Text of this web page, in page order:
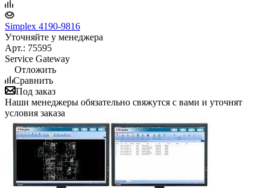
Simplex 4190-9816
Уточняйте у менеджера
Арт.: 75595
Service Gateway
Отложить
Сравнить
Под заказ
Наши менеджеры обязательно свяжутся с вами и уточнят
условия заказа